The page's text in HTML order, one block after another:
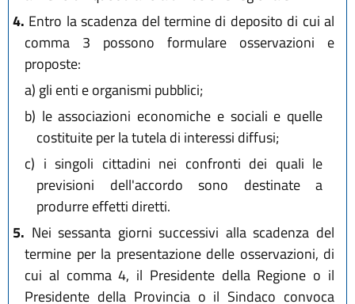
4. Entro la scadenza del termine di deposito di cui al
comma 3 possono formulare osservazioni e
proposte:
a) gli enti e organismi pubblici;
b) le associazioni economiche e sociali e quelle
costituite per la tutela di interessi diffusi;
c) i singoli cittadini nei confronti dei quali le
previsioni dell'accordo sono destinate a
produrre effetti diretti.
5. Nei sessanta giorni successivi alla scadenza del
termine per la presentazione delle osservazioni, di
cui al comma 4, il Presidente della Regione o il
Presidente della Provincia o il Sindaco convoca